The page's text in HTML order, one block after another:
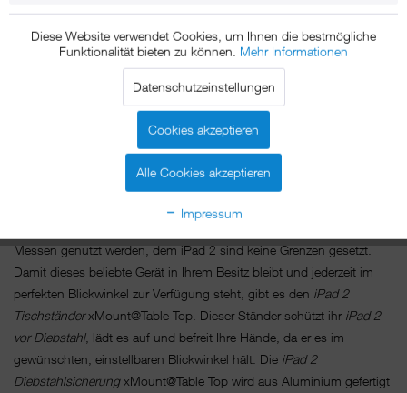
xMount@Table Top - iPad 2
Diebstahlsicherung als Tisch und
Thekenhalterung aus hochwertigem
Aluminium und 3-fach
Diebstahlsicherung
Das iPad 2 ist so universell, wie ein Schweizer Taschenmesser, es
Messen genutzt werden, dem iPad 2 sind keine Grenzen gesetzt.
Damit dieses beliebte Gerät in Ihrem Besitz bleibt und jederzeit im
perfekten Blickwinkel zur Verfügung steht, gibt es den iPad 2
TischständerxMount@Table Top. Dieser Ständer schützt ihr iPad 2
vor Diebstahl, lädt es auf und befreit Ihre Hände, da er es im
gewünschten, einstellbaren Blickwinkel hält. Die iPad 2
DiebstahlsicherungxMount@Table Top wird aus Aluminium gefertigt
Diese Website verwendet Cookies, um Ihnen die bestmögliche
Funktionalität bieten zu können. Mehr Informationen
Datenschutzeinstellungen
Cookies akzeptieren
Alle Cookies akzeptieren
Impressum